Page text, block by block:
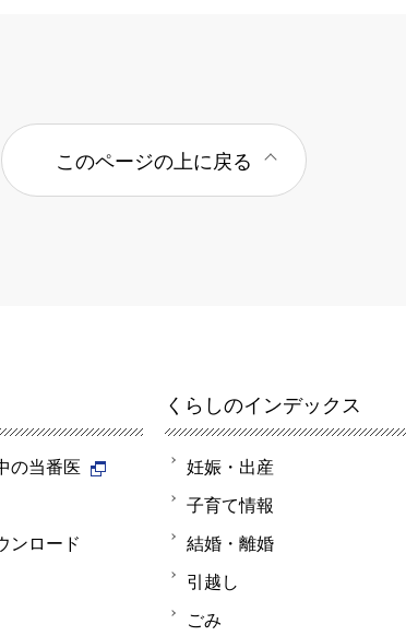
このページの上に戻る
の当番医
ンロード
くらしのインデックス
妊娠・出産
子育て情報
結婚・離婚
引越し
ごみ